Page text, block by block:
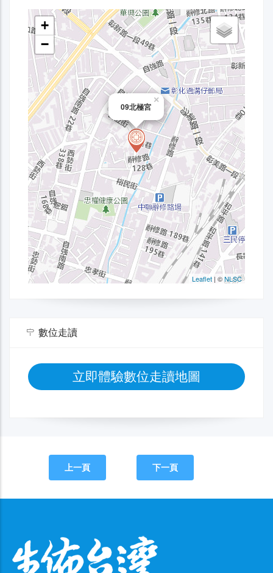
數位走讀
立即體驗數位走讀地圖
上一頁 下一頁